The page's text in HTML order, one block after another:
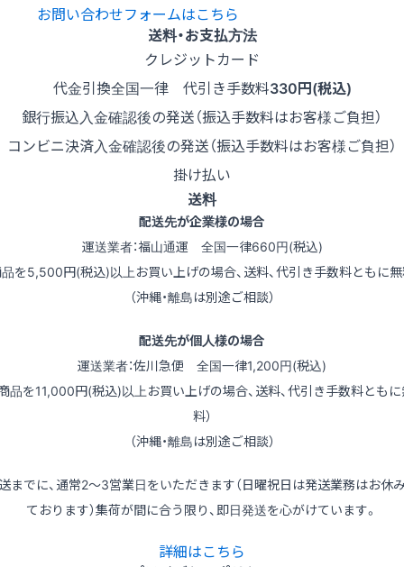
お問い合わせフォームはこちら
送料・お支払方法
クレジットカード
代金引換全国一律 代引き手数料330円(税込)
銀行振込入金確認後の発送（振込手数料はお客様ご負担）
コンビニ決済入金確認後の発送（振込手数料はお客様ご負担）
掛け払い
送料
配送先が企業様の場合
運送業者：福山通運 全国一律660円(税込)
品を5,500円(税込)以上お買い上げの場合、送料、代引き手数料ともに無
（沖縄・離島は別途ご相談）
配送先が個人様の場合
運送業者：佐川急便 全国一律1,200円(税込)
品を11,000円(税込)以上お買い上げの場合、送料、代引き手数料とも
料）
（沖縄・離島は別途ご相談）
までに、通常2～3営業日をいただきます（日曜祝日は発送業務はお休
ております）集荷が間に合う限り、即日発送を心がけています。
詳細はこちら